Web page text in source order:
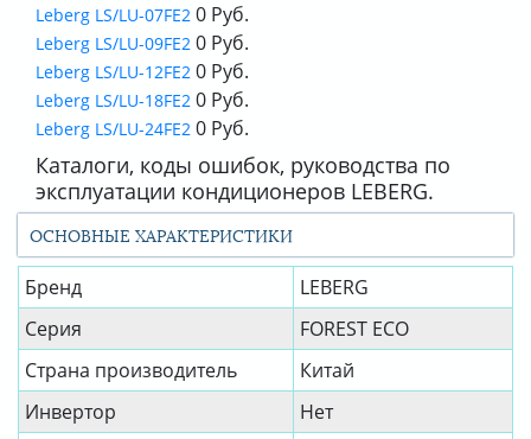
ОСНОВНЫЕ ХАРАКТЕРИСТИКИ
Бренд
LEBERG
Серия
FOREST ECO
Страна производитель
Китай
Инвертор
Нет
Leberg LS/LU-07FE2 0 Руб.
Leberg LS/LU-09FE2 0 Руб.
Leberg LS/LU-12FE2 0 Руб.
Leberg LS/LU-18FE2 0 Руб.
Leberg LS/LU-24FE2 0 Руб.
Каталоги, коды ошибок, руководства по
эксплуатации кондиционеров LEBERG.